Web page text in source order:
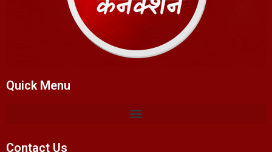
Quick Menu
Contact Us